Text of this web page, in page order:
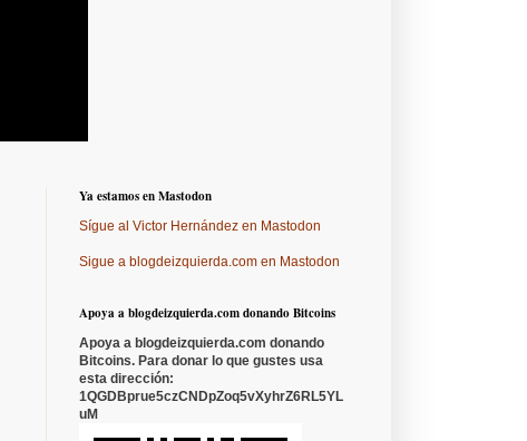
Ya estamos en Mastodon
Sígue al Victor Hernández en Mastodon
Sigue a blogdeizquierda.com en Mastodon
Apoya a blogdeizquierda.com donando Bitcoins
Apoya a blogdeizquierda.com donando
Bitcoins. Para donar lo que gustes usa
esta dirección:
1QGDBprue5czCNDpZoq5vXyhrZ6RL5YL
uM